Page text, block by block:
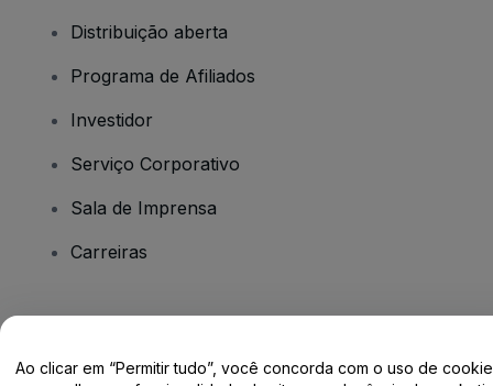
Distribuição aberta
Programa de Afiliados
Investidor
Serviço Corporativo
Sala de Imprensa
Carreiras
Ao clicar em “Permitir tudo”, você concorda com o uso de